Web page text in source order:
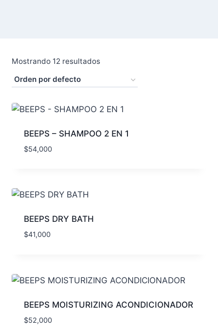
Mostrando 12 resultados
BEEPS – SHAMPOO 2 EN 1
$54,000
BEEPS DRY BATH
$41,000
BEEPS MOISTURIZING ACONDICIONADOR
$52,000